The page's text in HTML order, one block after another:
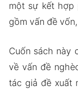
một sự kết hợp
gồm vấn đề
Cuốn sách này
về vấn đề
tác giả đề xuất